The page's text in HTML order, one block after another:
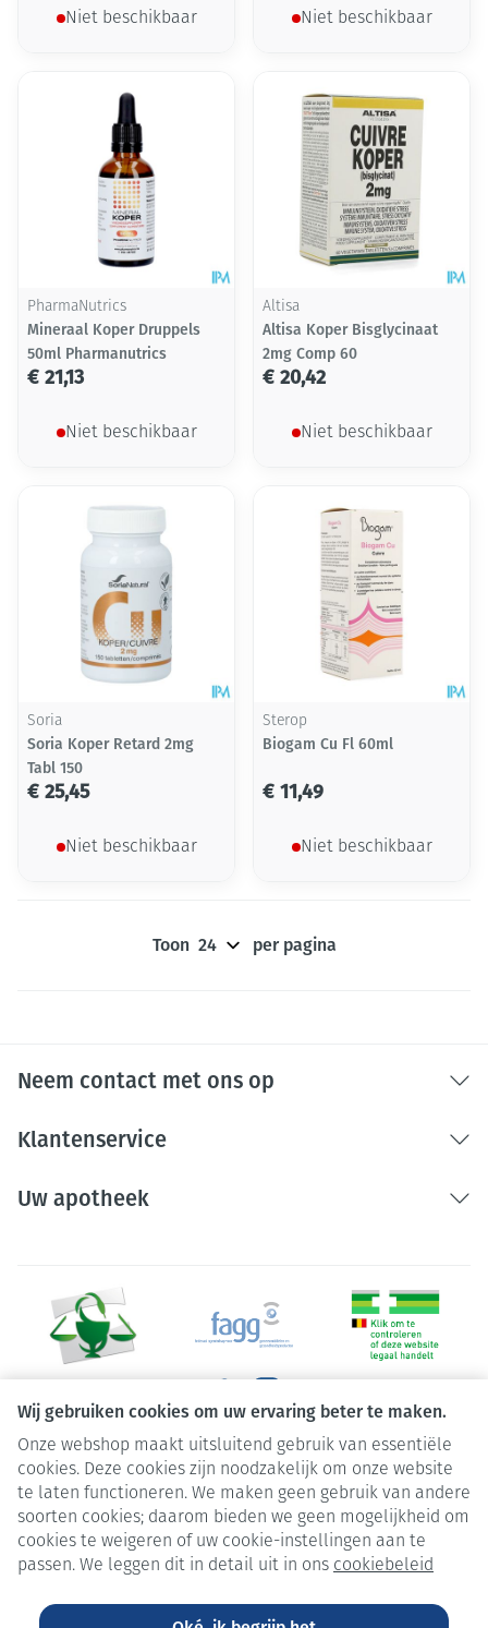
Wij gebruiken cookies om uw ervaring beter te maken.
Onze webshop maakt uitsluitend gebruik van essentiële
cookies. Deze cookies zijn noodzakelijk om onze website
te laten functioneren. We maken geen gebruik van andere
soorten cookies; daarom bieden we geen mogelijkheid om
cookies te weigeren of uw cookie-instellingen aan te
passen. We leggen dit in detail uit in ons cookiebeleid
Niet beschikbaar Niet beschikbaar
PharmaNutrics
Mineraal Koper Druppels
50ml Pharmanutrics
€ 21,13
Niet beschikbaar
Altisa
Altisa Koper Bisglycinaat
2mg Comp 60
€ 20,42
Niet beschikbaar
Soria
Soria Koper Retard 2mg
Tabl 150
€ 25,45
Niet beschikbaar
Sterop
Biogam Cu Fl 60ml
€ 11,49
Niet beschikbaar
Toon per pagina
Neem contact met ons op
Klantenservice
Uw apotheek
Juridische links